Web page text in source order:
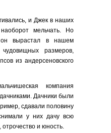
и Джек в наших
мельчать. Но
он вырастал в нашем
размеров,
из андерсеновского
компания
Дачники были
сдавали половину
у них дачу всю
отрочество и юность.